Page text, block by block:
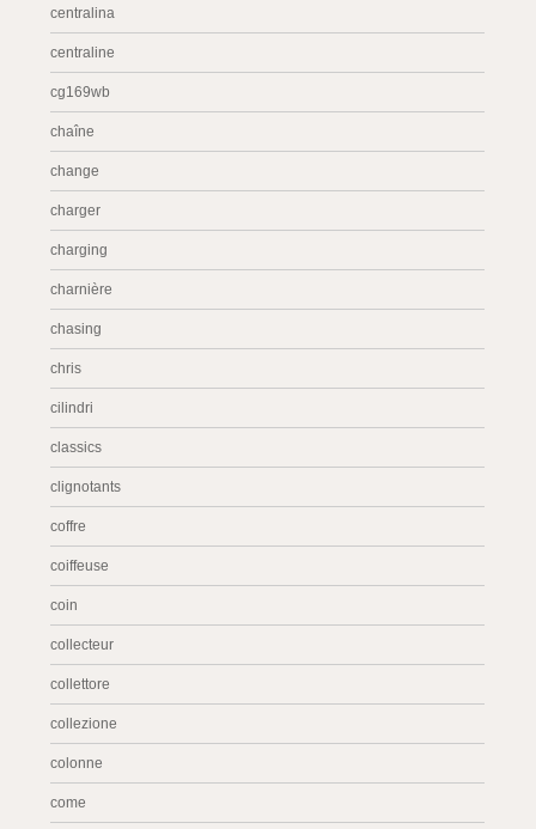
centralina
centraline
cg169wb
chaîne
change
charger
charging
charnière
chasing
chris
cilindri
classics
clignotants
coffre
coiffeuse
coin
collecteur
collettore
collezione
colonne
come